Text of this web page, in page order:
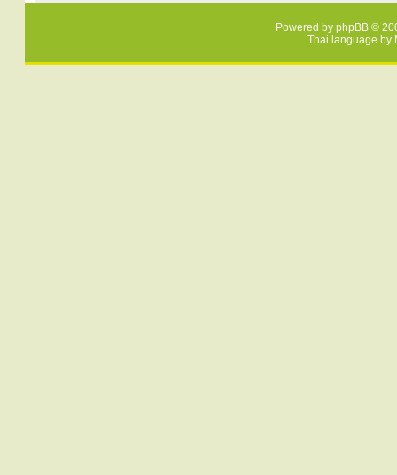
Powered by phpBB ©
Thai language by